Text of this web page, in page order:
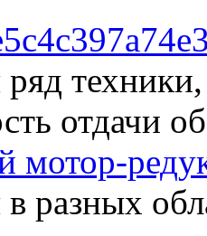
отдачи
мотор-
разных